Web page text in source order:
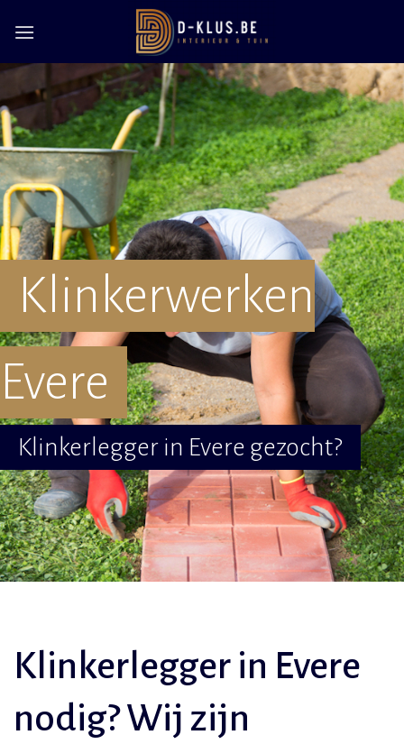
Klinkerwerken
Evere
Klinkerlegger in Evere gezocht?
Klinkerlegger in Evere
nodig? Wij zijn